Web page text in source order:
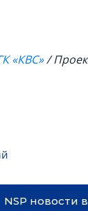
«КВС»/
NSP новости в